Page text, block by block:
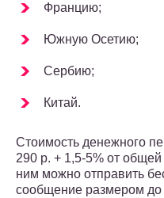
Францию;
Южную Осетию;
Сербию;
Китай.
Стоимость денежного
290 р. + 1,5-5% от
ним можно отправить
сообщение размером